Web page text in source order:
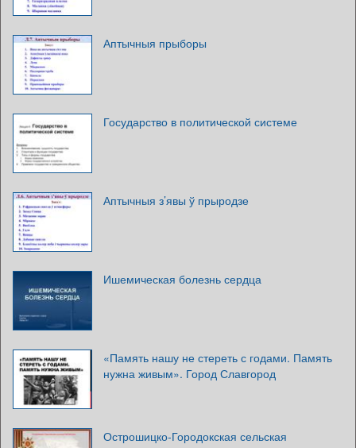
Аптычныя прыборы
Государство в политической системе
Аптычныя з’явы ў прыродзе
Ишемическая болезнь сердца
«Память нашу не стереть с годами. Память
нужна живым». Город Славгород
Острошицко-Городокская сельская